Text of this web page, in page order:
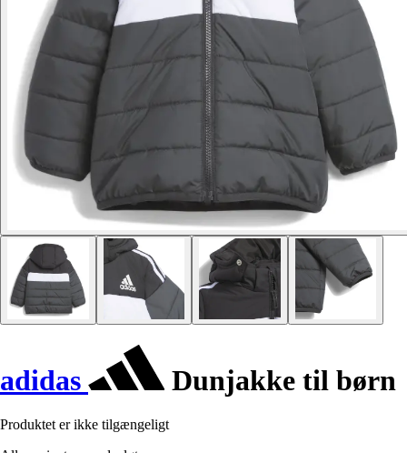
adidas Dunjakke til børn
Produktet er ikke tilgængeligt